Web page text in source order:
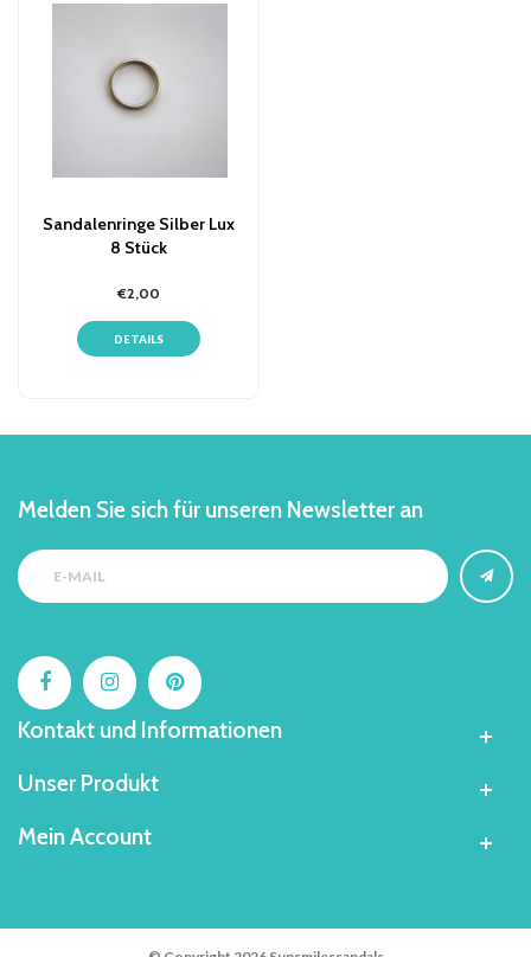
Sandalenringe Silber Lux
8 Stück
€2,00
DETAILS
Melden Sie sich für unseren Newsletter an
Kontakt und Informationen
Unser Produkt
Mein Account